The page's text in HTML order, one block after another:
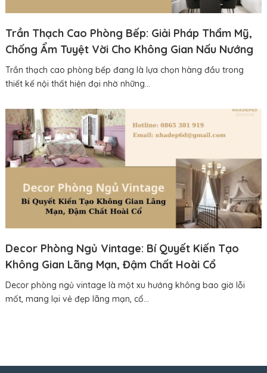
Trần Thạch Cao Phòng Bếp: Giải Pháp Thẩm Mỹ,
Chống Ẩm Tuyệt Vời Cho Không Gian Nấu Nướng
Trần thạch cao phòng bếp đang là lựa chọn hàng đầu trong
thiết kế nội thất hiện đại nhờ những...
Decor Phòng Ngủ Vintage: Bí Quyết Kiến Tạo
Không Gian Lãng Mạn, Đậm Chất Hoài Cổ
Decor phòng ngủ vintage là một xu hướng không bao giờ lỗi
mốt, mang lại vẻ đẹp lãng mạn, cổ...